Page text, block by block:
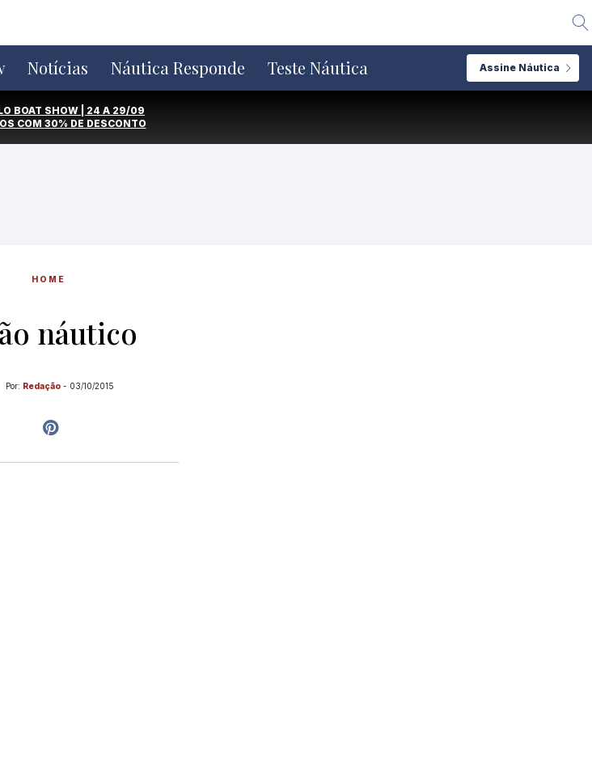
Notícias Náutica Responde Teste Náutica Assine Náutica
BOAT SHOW | 24 A 29/09
COM 30% DE DESCONTO
HOME
náutico
Por: Redação - 03/10/2015